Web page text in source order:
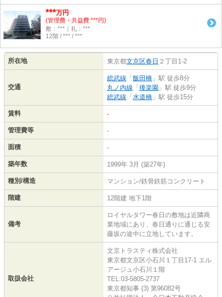
***万円
(管理費・共益費 ***円)
敷：***｜礼：***
12階 / *** / ***
所在地 東京都文京区春日 ２丁目1-2
交通
総武線 「 飯田橋 」駅 徒歩8分
丸ノ内線 「 後楽園 」駅 徒歩9分
総武線 「 水道橋 」駅 徒歩15分
賃料 -
管理費等 -
面積 -
築年数 1999年 3月 (築27年)
種別/構造 マンション/鉄骨鉄筋コンクリート
階建 12階建 地下1階
備考
ロイヤルタワー春日の敷地は近隣商
業地域にあり、春日通りに通じる安
藤坂の途中に立地しています。
取扱会社
文京トラスティ株式会社
東京都文京区小石川１丁目17-1 エル
アージュ小石川１階
TEL:03-5805-2737
東京都知事 (3) 第96082号